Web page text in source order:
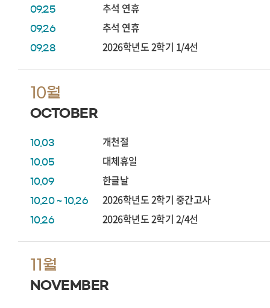
09.25 추석 연휴
09.26 추석 연휴
09.28 2026학년도 2학기 1/4선
10월
OCTOBER
10.03 개천절
10.05 대체휴일
10.09 한글날
10.20 ~ 10.26 2026학년도 2학기 중간고사
10.26 2026학년도 2학기 2/4선
11월
NOVEMBER